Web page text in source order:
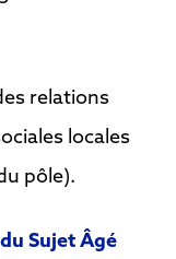
relations
locales
pôle).
Sujet Âgé